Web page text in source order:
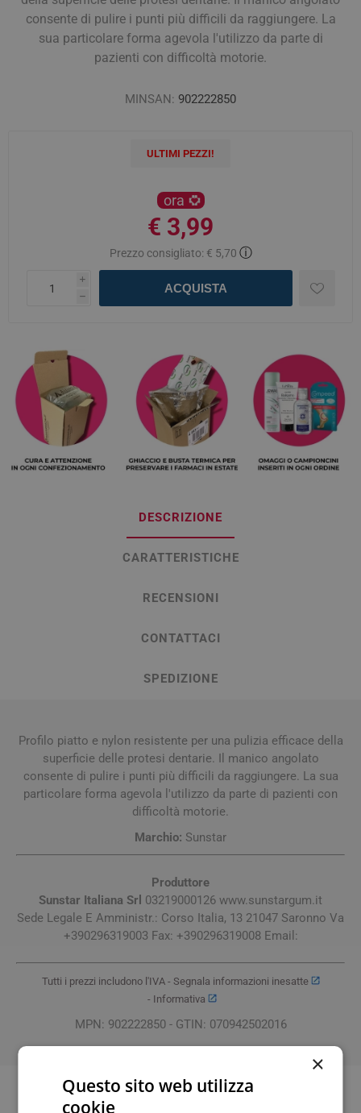
consente di pulire i punti più difficili da raggiungere. La
sua particolare forma agevola l'utilizzo da parte di
pazienti con difficoltà motorie.
MINSAN: 902222850
ULTIMI PEZZI!
ora
€ 3,99
Prezzo consigliato: € 5,70 ⓘ
i
h
ACQUISTA
DESCRIZIONE
CARATTERISTICHE
RECENSIONI
CONTATTACI
SPEDIZIONE
Profilo piatto e nylon resistente per una pulizia efficace della
superficie delle protesi dentarie. Il manico angolato
consente di pulire i punti più difficili da raggiungere. La sua
particolare forma agevola l'utilizzo da parte di pazienti con
difficoltà motorie.
Marchio: Sunstar
Produttore
Sunstar Italiana Srl 03219000126 www.sunstargum.it
Sede Legale E Amministr.: Corso Italia, 13 21047 Saronno Va
+390296319003 Fax: +390296319008 Email:
Tutti i prezzi includono l'IVA - Segnala informazioni inesatte
- Informativa
MPN: 902222850 - GTIN: 070942502016
×
Questo sito web utilizza
cookie